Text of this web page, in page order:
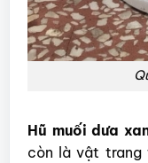
Hũ muối dưa
còn là vật trang